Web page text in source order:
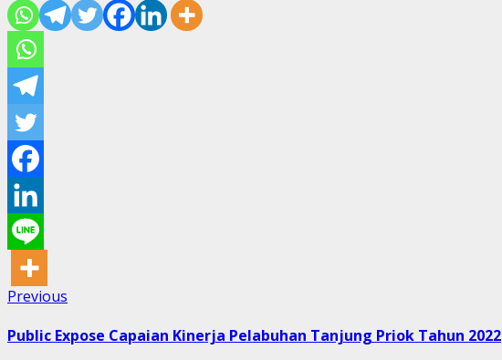
Post
navigation
Previous
Public Expose Capaian Kinerja Pelabuhan Tanjung Priok Tahun 2022